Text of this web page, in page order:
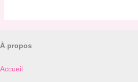
À propos
Accueil